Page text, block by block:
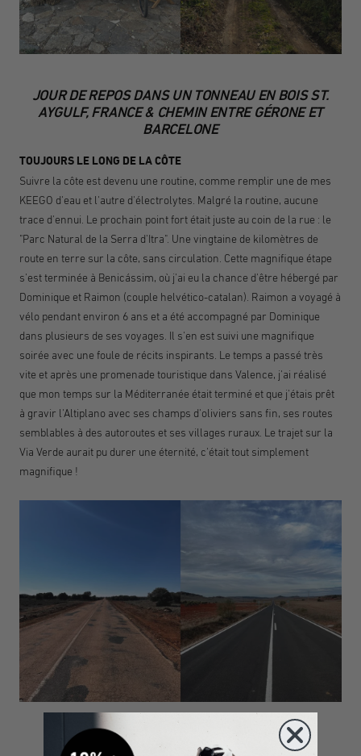
JOUR DE REPOS DANS UN TONNEAU EN BOIS ST.
AYGULF, FRANCE & CHEMIN ENTRE GÉRONE ET
BARCELONE
TOUJOURS LE LONG DE LA CÔTE
Suivre la côte est devenu une routine, comme remplir une de mes
KEEGO d'eau et l'autre d'électrolytes. Malgré la routine, aucune
trace d'ennui. Le prochain point fort était juste au coin de la rue : le
"Parc Natural de la Serra d'Itra". Une vingtaine de kilomètres de
route en terre sur la côte, sans circulation. Cette magnifique étape
s'est terminée à Benicássim, où j'ai eu la chance d'être hébergé par
Dominique et Raimon (couple helvético-catalan). Raimon a voyagé à
vélo pendant environ 6 ans et a été accompagné par Dominique
dans plusieurs de ses voyages. Il s'en est suivi une magnifique
soirée avec une foule de récits inspirants. Le temps a passé très
vite et après une promenade touristique dans Valence, j'ai réalisé
que mon temps sur la Méditerranée était terminé et que j'étais prêt
à gravir l'Altiplano avec ses champs d'oliviers sans fin, ses routes
semblables à des autoroutes et ses villages ruraux. Le trajet sur la
Via Verde aurait pu durer une éternité, c'était tout simplement
magnifique !